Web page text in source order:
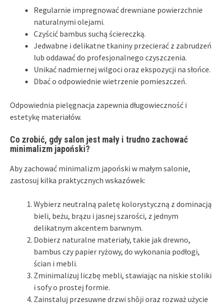
Regularnie impregnować drewniane powierzchnie
naturalnymi olejami.
Czyścić bambus suchą ściereczką.
Jedwabne i delikatne tkaniny przecierać z zabrudzeń
lub oddawać do profesjonalnego czyszczenia.
Unikać nadmiernej wilgoci oraz ekspozycji na słońce.
Dbać o odpowiednie wietrzenie pomieszczeń.
Odpowiednia pielęgnacja zapewnia długowieczność i
estetykę materiałów.
Co zrobić, gdy salon jest mały i trudno zachować
minimalizm japoński?
Aby zachować minimalizm japoński w małym salonie,
zastosuj kilka praktycznych wskazówek:
Wybierz neutralną paletę kolorystyczną z dominacją
bieli, beżu, brązu i jasnej szarości, z jednym
delikatnym akcentem barwnym.
Dobierz naturalne materiały, takie jak drewno,
bambus czy papier ryżowy, do wykonania podłogi,
ścian i mebli.
Zminimalizuj liczbę mebli, stawiając na niskie stoliki
i sofy o prostej formie.
Zainstaluj przesuwne drzwi shōji oraz rozważ użycie